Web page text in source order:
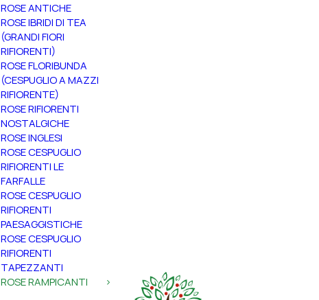
ROSE ANTICHE
ROSE IBRIDI DI TEA
(GRANDI FIORI
RIFIORENTI)
ROSE FLORIBUNDA
(CESPUGLIO A MAZZI
RIFIORENTE)
ROSE RIFIORENTI
NOSTALGICHE
ROSE INGLESI
ROSE CESPUGLIO
RIFIORENTI LE
FARFALLE
ROSE CESPUGLIO
RIFIORENTI
PAESAGGISTICHE
ROSE CESPUGLIO
RIFIORENTI
TAPEZZANTI
ROSE RAMPICANTI